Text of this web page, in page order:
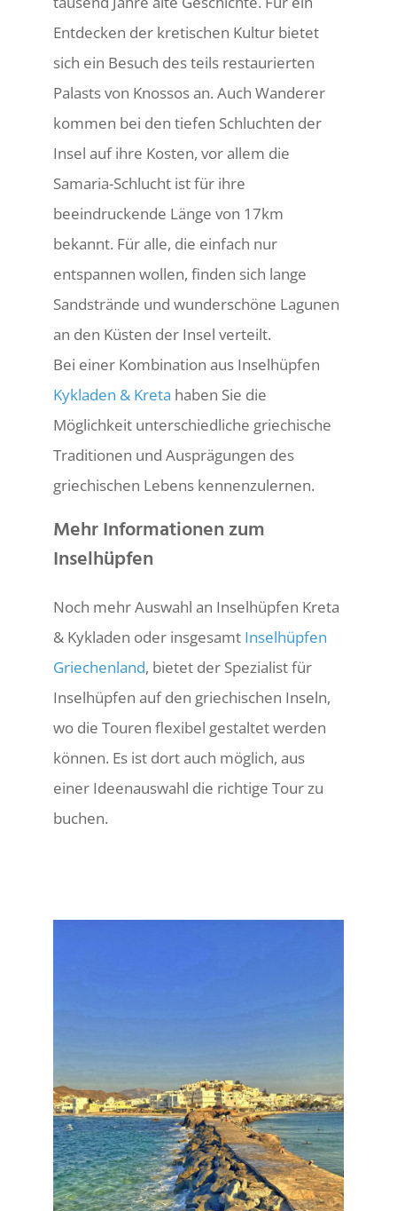
Entdecken der kretischen Kultur bietet
sich ein Besuch des teils restaurierten
Palasts von Knossos an. Auch Wanderer
kommen bei den tiefen Schluchten der
Insel auf ihre Kosten, vor allem die
Samaria-Schlucht ist für ihre
beeindruckende Länge von 17km
bekannt. Für alle, die einfach nur
entspannen wollen, finden sich lange
Sandstrände und wunderschöne Lagunen
an den Küsten der Insel verteilt.
Bei einer Kombination aus Inselhüpfen
Kykladen & Kreta haben Sie die
Möglichkeit unterschiedliche griechische
Traditionen und Ausprägungen des
griechischen Lebens kennenzulernen.
Mehr Informationen zum
Inselhüpfen
Noch mehr Auswahl an Inselhüpfen Kreta
& Kykladen oder insgesamt Inselhüpfen
Griechenland, bietet der Spezialist für
Inselhüpfen auf den griechischen Inseln,
wo die Touren flexibel gestaltet werden
können. Es ist dort auch möglich, aus
einer Ideenauswahl die richtige Tour zu
buchen.